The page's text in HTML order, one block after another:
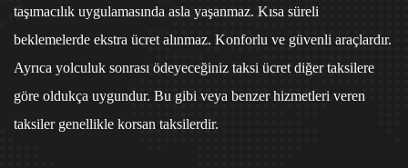
taşımacılık uygulamasında asla yaşanmaz. Kısa süreli
beklemelerde ekstra ücret alınmaz. Konforlu ve güvenli araçlardır.
Ayrıca yolculuk sonrası ödeyeceğiniz taksi ücret diğer taksilere
göre oldukça uygundur. Bu gibi veya benzer hizmetleri veren
taksiler genellikle korsan taksilerdir.